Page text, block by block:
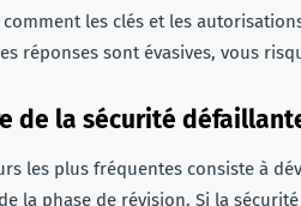
les clés et les
réponses sont évasives, vous
de la sécurité
les plus fréquentes consiste à
la phase de révision. Si la